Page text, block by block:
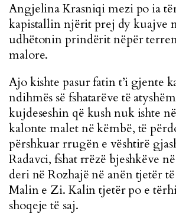
Angjelina Krasniqi mezi po ia
kapistallin njërit prej dy kuajve
udhëtonin prindërit nëpër
malore.
Ajo kishte pasur fatin t’i gjente
ndihmës së fshatarëve të
kujdeseshin që kush nuk ishte
kalonte malet në këmbë, të
përshkuar rrugën e vështirë
Radavci, fshat rrëzë bjeshkëve
deri në Rozhajë në anën tjetër
Malin e Zi. Kalin tjetër po e
shoqeje të saj.